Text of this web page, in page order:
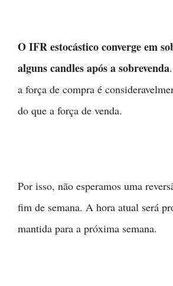
O IFR estocástico converge em
alguns candles após a sobrevenda
a força de compra é
do que a força de venda.
Por isso, não esperamos uma
fim de semana. A hora atual será
mantida para a próxima semana.